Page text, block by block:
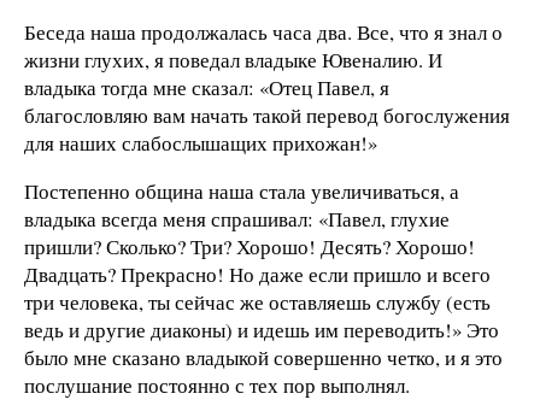
Беседа наша продолжалась часа два. Все, что я знал о
жизни глухих, я поведал владыке Ювеналию. И
владыка тогда мне сказал: «Отец Павел, я
благословляю вам начать такой перевод богослужения
для наших слабослышащих прихожан!»
Постепенно община наша стала увеличиваться, а
владыка всегда меня спрашивал: «Павел, глухие
пришли? Сколько? Три? Хорошо! Десять? Хорошо!
Двадцать? Прекрасно! Но даже если пришло и всего
три человека, ты сейчас же оставляешь службу (есть
ведь и другие диаконы) и идешь им переводить!» Это
было мне сказано владыкой совершенно четко, и я это
послушание постоянно с тех пор выполнял.